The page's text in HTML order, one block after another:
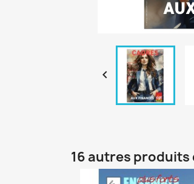

16 autres produits